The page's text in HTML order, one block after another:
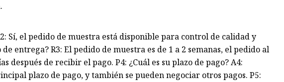
Sí, el pedido de muestra está disponible para control de calidad y
entrega? R3: El pedido de muestra es de 1 a 2 semanas, el pedido al
después de recibir el pago. P4: ¿Cuál es su plazo de pago? A4:
plazo de pago, y también se pueden negociar otros pagos. P5: